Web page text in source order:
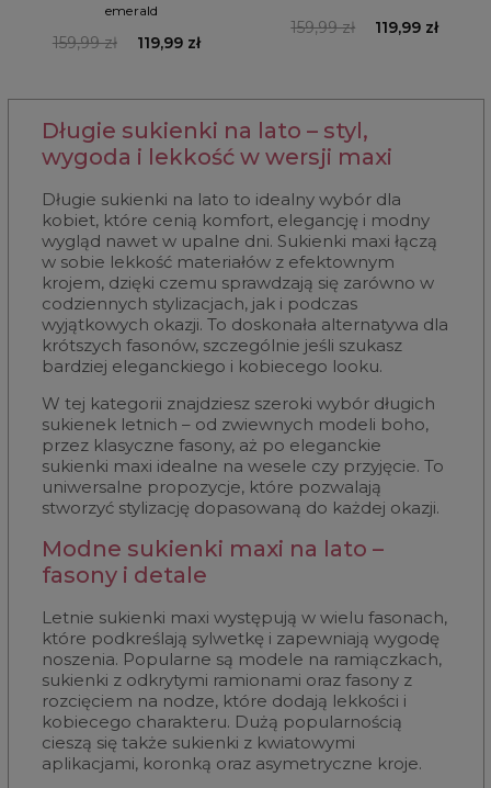
emerald
159,99 zł 119,99 zł
159,99 zł 119,99 zł
Długie sukienki na lato – styl,
wygoda i lekkość w wersji maxi
Długie sukienki na lato to idealny wybór dla
kobiet, które cenią komfort, elegancję i modny
wygląd nawet w upalne dni. Sukienki maxi łączą
w sobie lekkość materiałów z efektownym
krojem, dzięki czemu sprawdzają się zarówno w
codziennych stylizacjach, jak i podczas
wyjątkowych okazji. To doskonała alternatywa dla
krótszych fasonów, szczególnie jeśli szukasz
bardziej eleganckiego i kobiecego looku.
W tej kategorii znajdziesz szeroki wybór długich
sukienek letnich – od zwiewnych modeli boho,
przez klasyczne fasony, aż po eleganckie
sukienki maxi idealne na wesele czy przyjęcie. To
uniwersalne propozycje, które pozwalają
stworzyć stylizację dopasowaną do każdej okazji.
Modne sukienki maxi na lato –
fasony i detale
Letnie sukienki maxi występują w wielu fasonach,
które podkreślają sylwetkę i zapewniają wygodę
noszenia. Popularne są modele na ramiączkach,
sukienki z odkrytymi ramionami oraz fasony z
rozcięciem na nodze, które dodają lekkości i
kobiecego charakteru. Dużą popularnością
cieszą się także sukienki z kwiatowymi
aplikacjami, koronką oraz asymetryczne kroje.